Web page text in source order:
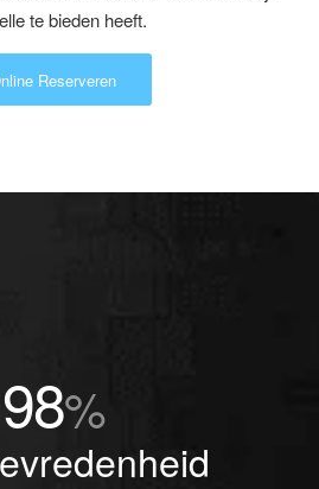
te bieden heeft.
Reserveren
98%